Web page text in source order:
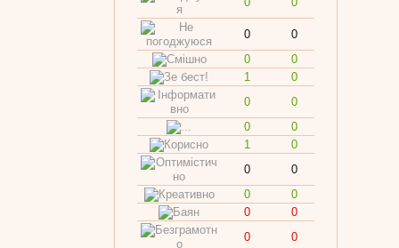
0
0
0
0
1
0
0
0
0
0
1
0
0
0
0
0
0
0
0
0